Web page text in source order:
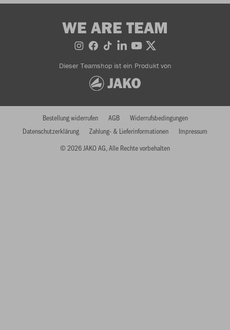
WE ARE TEAM
Dieser Teamshop ist ein Produkt von
© 2026 JAKO AG, Alle Rechte vorbehalten
Bestellung widerrufen AGB
Widerrufsbedingungen
Datenschutzerklärung
Zahlung- & Lieferinformationen Impressum